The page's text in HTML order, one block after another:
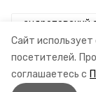
Сайт
посетителей.
соглашаетесь с
андроповский
нина
муниципальный